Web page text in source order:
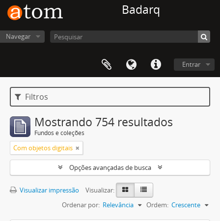
Badarq
Navegar
Entrar
Filtros
Mostrando 754 resultados
Fundos e coleções
Com objetos digitais
Opções avançadas de busca
Visualizar impressão
Visualizar:
Ordenar por: Relevância Ordem: Crescente